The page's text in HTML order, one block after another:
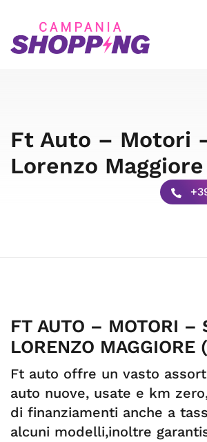
Ft Auto – Motori
Lorenzo
FT AUTO – MOTORI –
LORENZO MAGGIORE
Ft auto offre un vasto
auto nuove, usate e km
di finanziamenti anche a
alcuni modelli,inoltre